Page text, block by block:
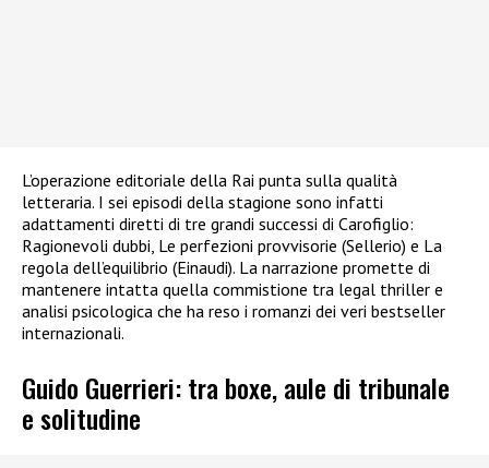
L’operazione editoriale della Rai punta sulla qualità
letteraria. I sei episodi della stagione sono infatti
adattamenti diretti di tre grandi successi di Carofiglio:
Ragionevoli dubbi, Le perfezioni provvisorie (Sellerio) e La
regola dell’equilibrio (Einaudi). La narrazione promette di
mantenere intatta quella commistione tra legal thriller e
analisi psicologica che ha reso i romanzi dei veri bestseller
internazionali.
Guido Guerrieri: tra boxe, aule di tribunale
e solitudine